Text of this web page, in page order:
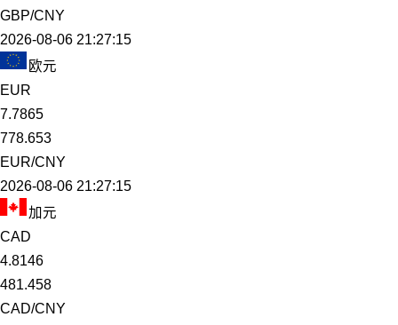
GBP/CNY
2026-08-06 21:27:15
欧元
EUR
7.7865
778.653
EUR/CNY
2026-08-06 21:27:15
加元
CAD
4.8146
481.458
CAD/CNY